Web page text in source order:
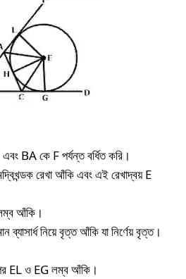
এবংBAকেFপর্যন্তবর্ধিতকরি।
রেখা আঁকি এবং এই রেখাদ্বয় E
আঁকি।
নিয়ে বৃত্ত আঁকি যা নির্ণেয় বৃত্ত।
ELওEGলম্বআঁকি।